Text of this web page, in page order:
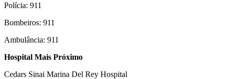
Polícia: 911
Bombeiros: 911
Ambulância: 911
Hospital Mais Próximo
Cedars Sinai Marina Del Rey Hospital